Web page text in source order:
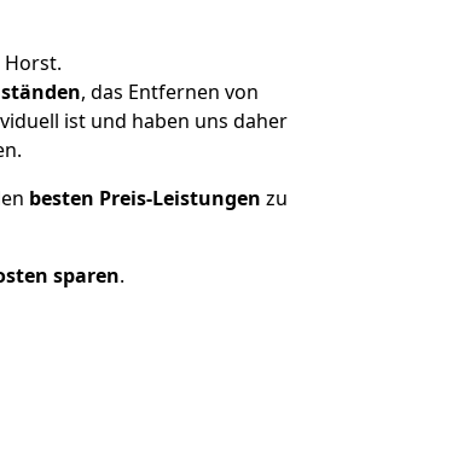
, das Entfernen von
ist und haben uns daher
besten Preis-Leistungen zu
sparen.